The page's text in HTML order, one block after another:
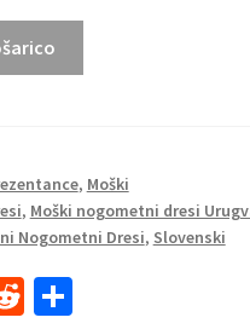
, Moški
, Moški nogometni dresi
Nogometni Dresi, Slovenski
R S